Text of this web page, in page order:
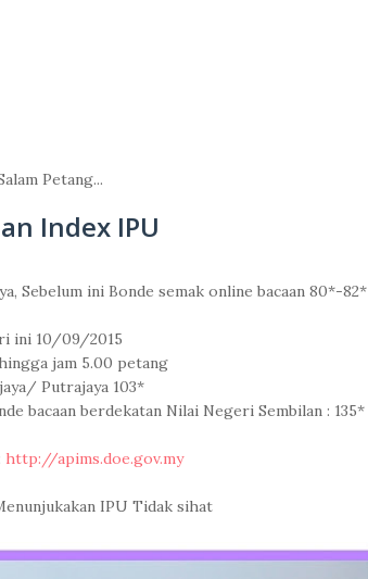
Petang...
Index IPU
Sebelum ini Bonde semak online bacaan 80*-82*
ini 10/09/2015
jam 5.00 petang
Putrajaya 103*
bacaan berdekatan Nilai Negeri Sembilan : 135*
http://apims.doe.gov.my
IPU Tidak sihat